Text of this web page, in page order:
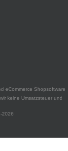
eCommerce Shopsoftware
keine Umsatzsteuer und
2026